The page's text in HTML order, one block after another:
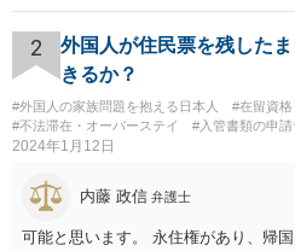
2
外国人が住民票を残した
きるか？
#外国人の家族問題を抱える日本人 #在留資格
#不法滞在・オーバーステイ
#入管書類の申請
2024年1月12日
内藤 政信 弁護士
可能と思います。 永住権があり、帰